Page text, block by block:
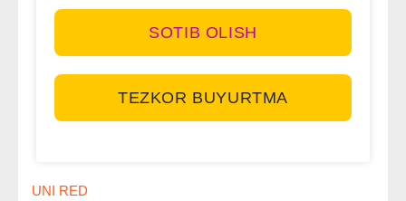
SOTIB OLISH
TEZKOR BUYURTMA
UNI RED